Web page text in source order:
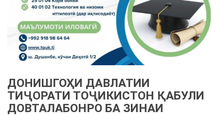
ДОНИШГОҲИ ДАВЛАТИИ
ТИҶОРАТИ ТОҶИКИСТОН ҚАБУЛИ
ДОВТАЛАБОНРО БА ЗИНАИ